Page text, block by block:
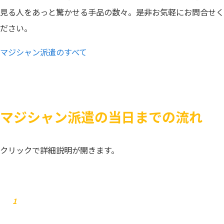
見る人をあっと驚かせる手品の数々。是非お気軽にお問合せく
ださい。
マジシャン派遣のすべて
マジシャン派遣の当日までの流れ
クリックで詳細説明が開きます。
1